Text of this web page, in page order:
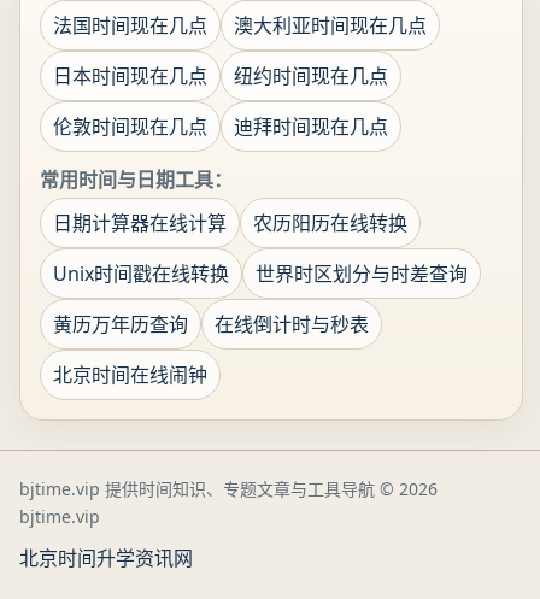
法国时间现在几点
澳大利亚时间现在几点
日本时间现在几点
纽约时间现在几点
伦敦时间现在几点
迪拜时间现在几点
常用时间与日期工具：
日期计算器在线计算
农历阳历在线转换
Unix时间戳在线转换
世界时区划分与时差查询
黄历万年历查询
在线倒计时与秒表
北京时间在线闹钟
bjtime.vip 提供时间知识、专题文章与工具导航 © 2026
bjtime.vip
北京时间升学资讯网